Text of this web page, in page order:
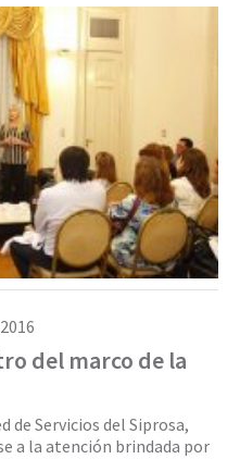
del marco de la
de Servicios del Siprosa,
a la atención brindada por